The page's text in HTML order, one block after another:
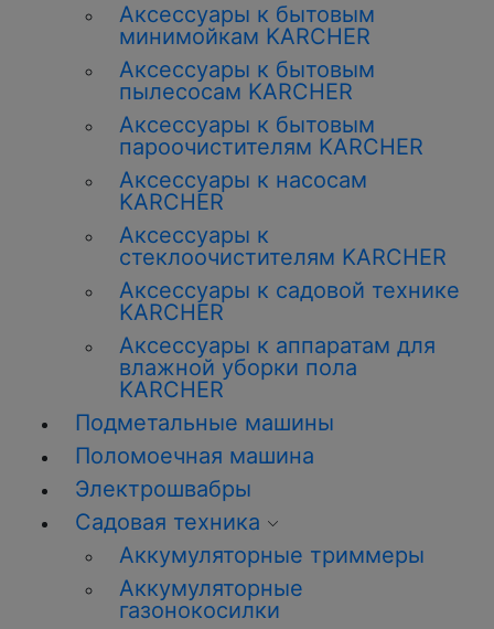
Аксессуары к бытовым
минимойкам KARCHER
Аксессуары к бытовым
пылесосам KARCHER
Аксессуары к бытовым
пароочистителям KARCHER
Аксессуары к насосам
KARCHER
Аксессуары к
стеклоочистителям KARCHER
Аксессуары к садовой технике
KARCHER
Аксессуары к аппаратам для
влажной уборки пола
KARCHER
Подметальные машины
Поломоечная машина
Электрошвабры
Садовая техника
Аккумуляторные триммеры
Аккумуляторные
газонокосилки